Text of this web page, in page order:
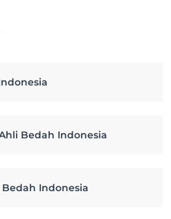
Bedah Indonesia
Indonesia